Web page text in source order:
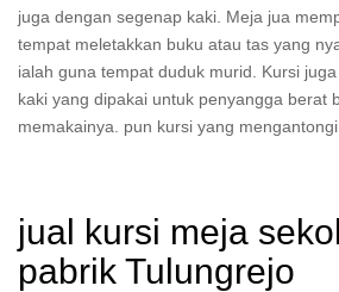
juga dengan segenap kaki. Meja jua
tempat meletakkan buku atau tas yang
ialah guna tempat duduk murid. Kursi
kaki yang dipakai untuk penyangga berat
memakainya. pun kursi yang
jual kursi meja
pabrik Tulungrejo